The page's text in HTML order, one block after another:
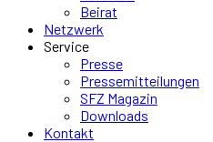
Beirat
Netzwerk
Service
Presse
Pressemitteilungen
SFZ Magazin
Downloads
Kontakt